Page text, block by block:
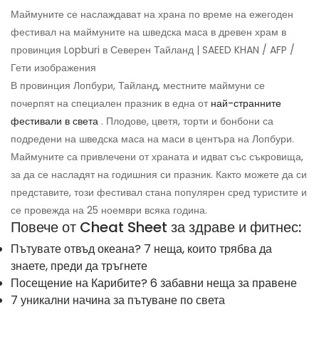
Маймуните се наслаждават на храна по време на ежегоден
фестивал на маймуните на шведска маса в древен храм в
провинция Lopburi в Северен Тайланд | SAEED KHAN / AFP /
Гети изображения
В провинция Лопбури, Тайланд, местните маймуни се
почерпят на специален празник в една от най-странните
фестивали в света . Плодове, цветя, торти и бонбони са
подредени на шведска маса на маси в центъра на Лопбури.
Маймуните са привлечени от храната и идват със съкровища,
за да се насладят на годишния си празник. Както можете да си
представите, този фестивал стана популярен сред туристите и
се провежда на 25 ноември всяка година.
Повече от Cheat Sheet за здраве и фитнес:
Пътувате отвъд океана? 7 неща, които трябва да
знаете, преди да тръгнете
Посещение на Карибите? 6 забавни неща за правене
7 уникални начина за пътуване по света